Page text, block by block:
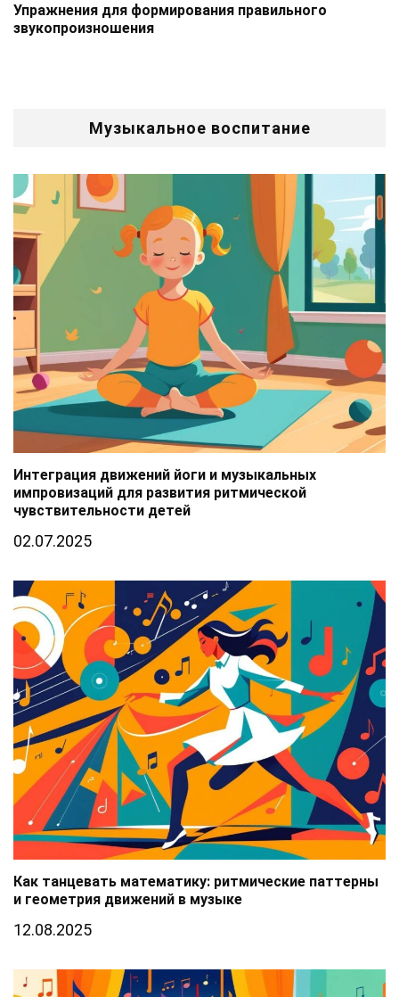
Упражнения для формирования правильного
звукопроизношения
Музыкальное воспитание
Интеграция движений йоги и музыкальных
импровизаций для развития ритмической
чувствительности детей
02.07.2025
Как танцевать математику: ритмические паттерны
и геометрия движений в музыке
12.08.2025